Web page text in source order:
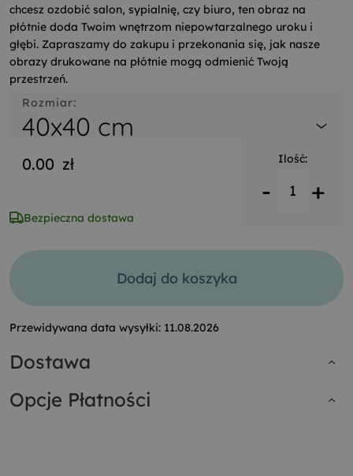
chcesz ozdobić salon, sypialnię, czy biuro, ten obraz na
płótnie doda Twoim wnętrzom niepowtarzalnego uroku i
głębi. Zapraszamy do zakupu i przekonania się, jak nasze
obrazy drukowane na płótnie mogą odmienić Twoją
przestrzeń.
Rozmiar:
40x40 cm
0.00 zł
Bezpieczna dostawa
Ilość:
- +
Dodaj do koszyka
Przewidywana data wysyłki: 11.08.2026
Dostawa
Opcje Płatności